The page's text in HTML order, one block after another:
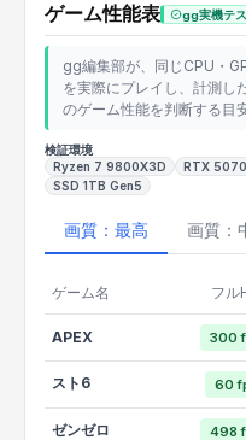
ゲーム性能表 gg実機テ
gg編集部が、同じCPU・
を実際にプレイし、計測し
のゲーム性能を判断する目
検証環境
Ryzen 7 9800X3D
RTX
SSD 1TB Gen5
画質：最高 画質：
ゲーム名 フル
APEX 300
スト6 60
ゼンゼロ 498